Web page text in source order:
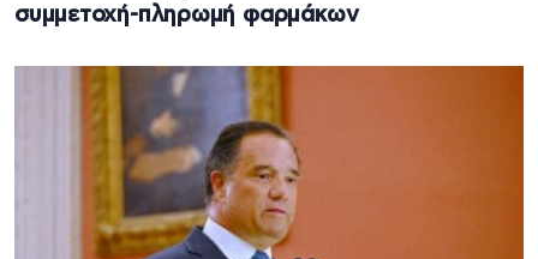
συμμετοχή-πληρωμή φαρμάκων